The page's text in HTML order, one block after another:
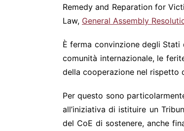
Remedy and Reparation for
Law, General Assembly
È ferma convinzione degli
comunità internazionale, le
della cooperazione nel rispetto
Per questo sono
all’iniziativa di istituire un
del CoE di sostenere, anche